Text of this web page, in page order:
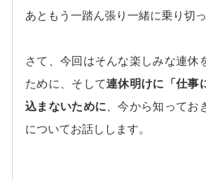
あともう一踏ん張り一緒に乗り切
さて、今回はそんな楽しみな連休
ために、そして連休明けに「仕事
込まないために 、今から知って
についてお話しします。